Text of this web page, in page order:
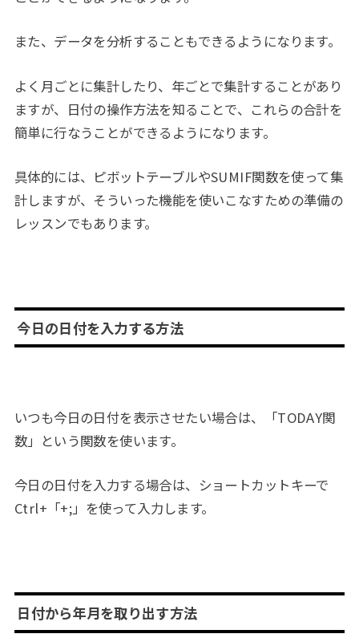
また、データを分析することもできるようになります。
よく月ごとに集計したり、年ごとで集計することがあり
ますが、日付の操作方法を知ることで、これらの合計を
簡単に行なうことができるようになります。
具体的には、ピボットテーブルやSUMIF関数を使って集
計しますが、そういった機能を使いこなすための準備の
レッスンでもあります。
今日の日付を入力する方法
いつも今日の日付を表示させたい場合は、「TODAY関
数」という関数を使います。
今日の日付を入力する場合は、ショートカットキーで
Ctrl+「+;」を使って入力します。
日付から年月を取り出す方法